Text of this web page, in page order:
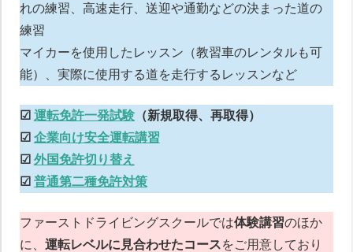
ペーパードライバー講習について
れの練習、高速走行、送迎や通勤などの決まった道の
練習
マイカーを使用したレッスン（教習車のレンタルも可
能）、実際に使用する道を走行するレッスンなど
☑︎ 運転免許一発試験（新規取得、再取得）
☑︎ 企業向け安全運転講習
☑︎ 外国免許切り替え
☑︎ 普通第二種免許対策
ファーストドライビングスクールでは体験講習のほか
に、 運転レベルに見合わせたコースをご用意しており